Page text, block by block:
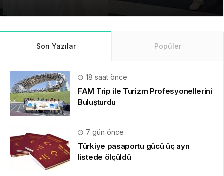
Son Yazılar Popüler
18 saat önce
FAM Trip ile Turizm Profesyonellerini
Buluşturdu
7 gün önce
Türkiye pasaportu gücü üç ayrı
listede ölçüldü